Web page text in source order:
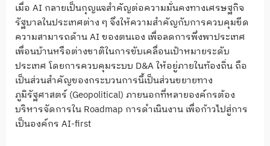
เมื่อ AI กลายเป็นกุญแจสำคัญต่อความมั่นคงทางเศรษฐกิจ
รัฐบาลในประเทศต่าง ๆ จึงให้ความสำคัญกับการควบคุมขีด
ความสามารถด้าน AI ของตนเอง เพื่อลดการพึ่งพาประเทศ
เพื่อนบ้านหรือต่างชาติในการขับเคลื่อนเป้าหมายระดับ
ประเทศ โดยการควบคุมระบบ D&A ให้อยู่ภายในท้องถิ่น ถือ
เป็นส่วนสำคัญของกระบวนการนี้เป็นส่วนขยายทาง
ภูมิรัฐศาสตร์ (Geopolitical) ภายนอกที่หลายองค์กรต้อง
บริหารจัดการใน Roadmap การดำเนินงาน เพื่อก้าวไปสู่การ
เป็นองค์กร AI-first